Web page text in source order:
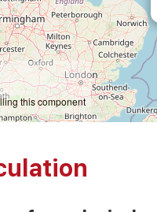
this component